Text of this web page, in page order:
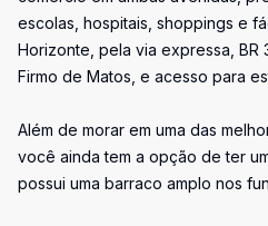
escolas, hospitais, shoppings e
Horizonte, pela via expressa, BR
Firmo de Matos, e acesso para
Além de morar em uma das
você ainda tem a opção de ter
possui uma barraco amplo nos